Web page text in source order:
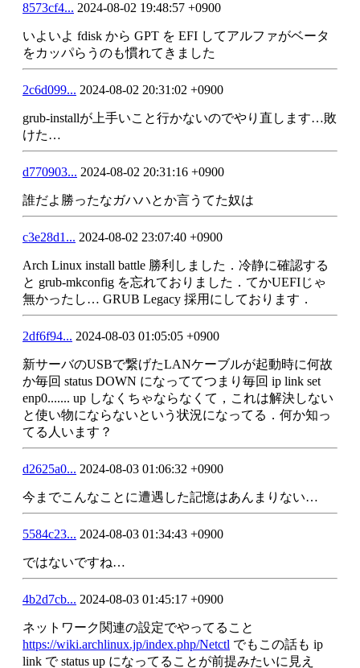
8573cf4... 2024-08-02 19:48:57 +0900
いよいよ fdisk から GPT を EFI してアルファがベータ
をカッパらうのも慣れてきました
2c6d099... 2024-08-02 20:31:02 +0900
grub-installが上手いこと行かないのでやり直します…敗
けた…
d770903... 2024-08-02 20:31:16 +0900
誰だよ勝ったなガハハとか言うてた奴は
c3e28d1... 2024-08-02 23:07:40 +0900
Arch Linux install battle 勝利しました．冷静に確認する
と grub-mkconfig を忘れておりました．てかUEFIじゃ
無かったし… GRUB Legacy 採用にしております．
2df6f94... 2024-08-03 01:05:05 +0900
新サーバのUSBで繋げたLANケーブルが起動時に何故
か毎回 status DOWN になっててつまり毎回 ip link set
enp0....... up しなくちゃならなくて，これは解決しない
と使い物にならないという状況になってる．何か知っ
てる人います？
d2625a0... 2024-08-03 01:06:32 +0900
今までこんなことに遭遇した記憶はあんまりない…
5584c23... 2024-08-03 01:34:43 +0900
ではないですね…
4b2d7cb... 2024-08-03 01:45:17 +0900
https://wiki.archlinux.jp/index.php/Netctl でもこの話も ip
link で status up になってることが前提みたいに見え